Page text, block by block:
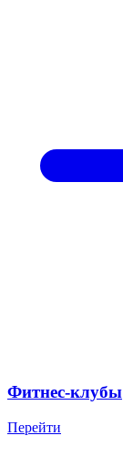
Фитнес-клубы
Перейти